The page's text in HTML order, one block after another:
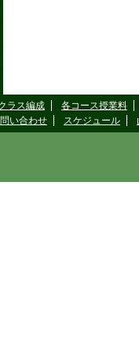
ラス編成
各コース授業料
い合わせ
スケジュール